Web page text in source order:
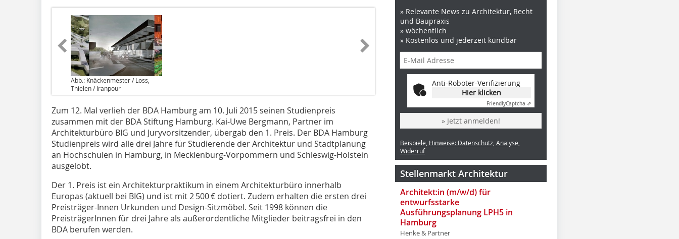
Abb.: Knäckenmester / Loss,
Thielen / Iranpour
Zum 12. Mal verlieh der BDA Hamburg am 10. Juli 2015 seinen Studienpreis
zusammen mit der BDA Stiftung Hamburg. Kai-Uwe Bergmann, Partner im
Architekturbüro BIG und Juryvorsitzender, übergab den 1. Preis. Der BDA Hamburg
Studienpreis wird alle drei Jahre für Studierende der Architektur und Stadtplanung
an Hochschulen in Hamburg, in Mecklenburg-Vorpommern und Schleswig-Holstein
ausgelobt.
Der 1. Preis ist ein Architekturpraktikum in einem Architekturbüro innerhalb
Europas (aktuell bei BIG) und ist mit 2 500 € dotiert. Zudem erhalten die ersten drei
Preisträger-Innen Urkunden und Design-Sitzmöbel. Seit 1998 können die
PreisträgerInnen für drei Jahre als außerordentliche Mitglieder beitragsfrei in den
BDA berufen werden.
» Relevante News zu Architektur, Recht
und Baupraxis
» wöchentlich
» Kostenlos und jederzeit kündbar
Anti-Roboter-Verifizierung
Hier klicken
FriendlyCaptcha ⇗
» Jetzt anmelden!
Beispiele, Hinweise: Datenschutz, Analyse,
Widerruf
Stellenmarkt Architektur
Architekt:in (m/w/d) für
entwurfsstarke
Ausführungsplanung LPH5 in
Hamburg
Henke & Partner